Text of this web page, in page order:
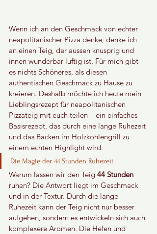
Wenn ich an den Geschmack von echter
neapolitanischer Pizza denke, denke ich
an einen Teig, der aussen knusprig und
innen wunderbar luftig ist. Für mich gibt
es nichts Schöneres, als diesen
authentischen Geschmack zu Hause zu
kreieren. Deshalb möchte ich heute mein
Lieblingsrezept für neapolitanischen
Pizzateig mit euch teilen – ein einfaches
Basisrezept, das durch eine lange Ruhezeit
und das Backen im Holzkohlengrill zu
einem echten Highlight wird.
Die Magie der 44 Stunden Ruhezeit
Warum lassen wir den Teig 44 Stunden
ruhen? Die Antwort liegt im Geschmack
und in der Textur. Durch die lange
Ruhezeit kann der Teig nicht nur besser
aufgehen, sondern es entwickeln sich auch
komplexere Aromen. Die Hefen und